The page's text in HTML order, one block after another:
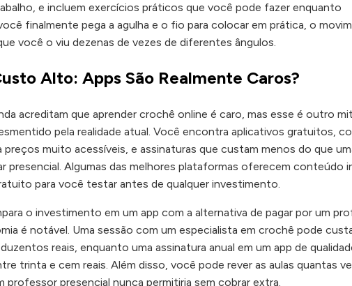
e incluem exercícios práticos que você pode fazer enquanto
finalmente pega a agulha e o fio para colocar em prática, o
você o viu dezenas de vezes de diferentes ângulos.
Alto: Apps São Realmente Caros?
acreditam que aprender crochê online é caro, mas esse é outro
pela realidade atual. Você encontra aplicativos gratuitos,
preços muito acessíveis, e assinaturas que custam menos do que
presencial. Algumas das melhores plataformas oferecem conteúdo
para você testar antes de qualquer investimento.
o investimento em um app com a alternativa de pagar por um
é notável. Uma sessão com um especialista em crochê pode
reais, enquanto uma assinatura anual em um app de
trinta e cem reais. Além disso, você pode rever as aulas quantas
professor presencial nunca permitiria sem cobrar extra.